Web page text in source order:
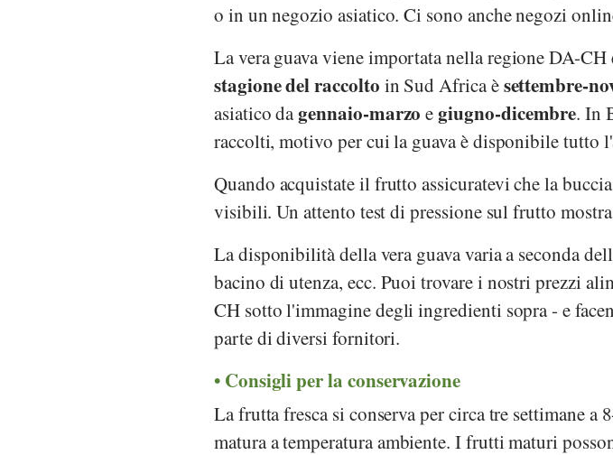
o in un negozio asiatico. Ci sono anche negozi
La vera guava viene importata nella regione DA-
stagione del raccolto in Sud Africa èsettembre-
asiatico dagennaio-marzo egiugno-dicembre. In
raccolti, motivo per cui la guava è disponibile tutto
Quando acquistate il frutto assicuratevi che la
visibili. Un attento test di pressione sul frutto
La disponibilità della vera guava varia a seconda
bacino di utenza, ecc. Puoi trovare i nostri prezzi
CH sotto l'immagine degli ingredienti sopra - e
parte di diversi fornitori.
Consigli per la conservazione
La frutta fresca si conserva per circa tre settimane a
matura a temperatura ambiente. I frutti maturi